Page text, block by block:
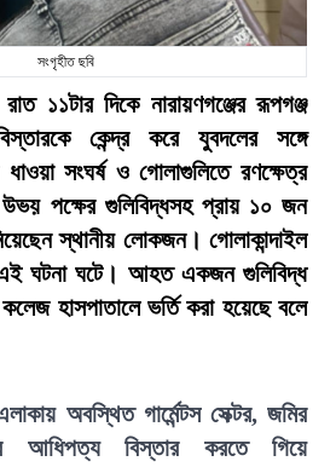
সংগৃহীত ছবি
১১টার দিকে নারায়ণগঞ্জের রূপগঞ্জ
কেন্দ্র করে যুবদলের সঙ্গে
ধাওয়া সংঘর্ষ ও গোলাগুলিতে রণক্ষেত্র
পক্ষের গুলিবিদ্ধসহ প্রায় ১০ জন
স্থানীয় লোকজন। গোলাকান্দাইল
এই ঘটনা ঘটে। আহত একজন গুলিবিদ্ধ
হাসপাতালে ভর্তি করা হয়েছে বলে
অবস্থিত গার্মেন্টস সেক্টর, জমির
আধিপত্য বিস্তার করতে গিয়ে